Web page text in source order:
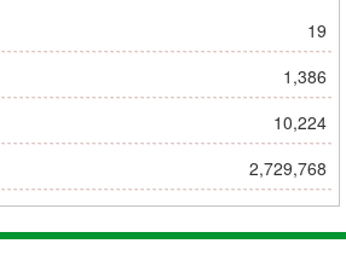
19
1,386
10,224
2,729,768